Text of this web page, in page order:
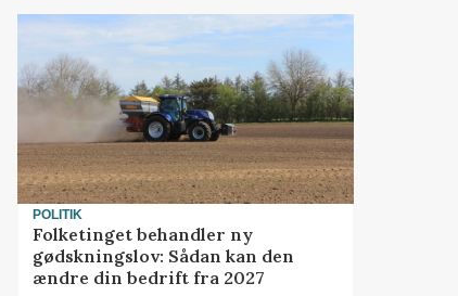
POLITIK
Folketinget behandler ny
gødskningslov: Sådan kan den
ændre din bedrift fra 2027